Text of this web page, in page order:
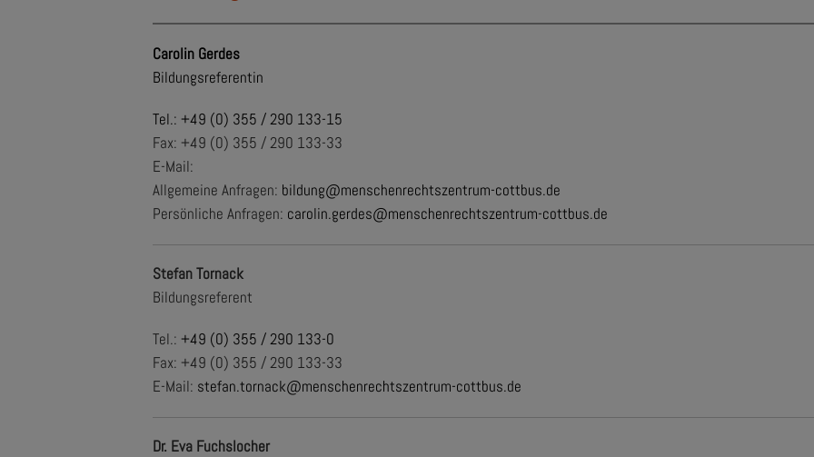
Carolin Gerdes
Bildungsreferentin
Tel.: +49 (0) 355 / 290 133-15
Fax: +49 (0) 355 / 290 133-33
E-Mail:
Allgemeine Anfragen: bildung@menschenrechtszentrum-cottbus.de
Persönliche Anfragen: carolin.gerdes@menschenrechtszentrum-cottbus.de
Stefan Tornack
Bildungsreferent
Tel.: +49 (0) 355 / 290 133-0
Fax: +49 (0) 355 / 290 133-33
E-Mail: stefan.tornack@menschenrechtszentrum-cottbus.de
Dr. Eva Fuchslocher